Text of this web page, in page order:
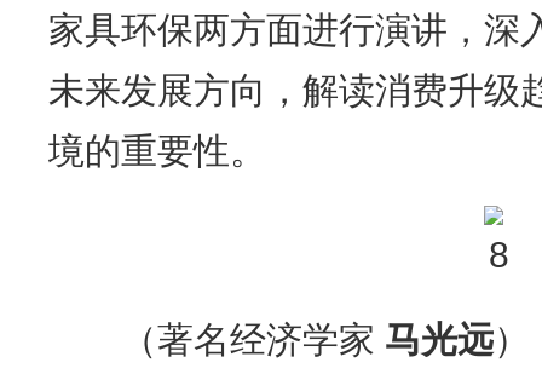
家具环保两方面进行演讲，深
未来发展方向，解读消费升级
境的重要性。
（著名经济学家 马光远）